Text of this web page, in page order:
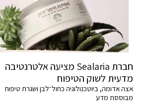
חברת Sealaria מציעה אלטרנטיבה
מדעית לשוק הטיפוח
אצה אדומה, ביוטכנולוגיה כחול־לבן ושגרת טיפוח
מבוססת מדע